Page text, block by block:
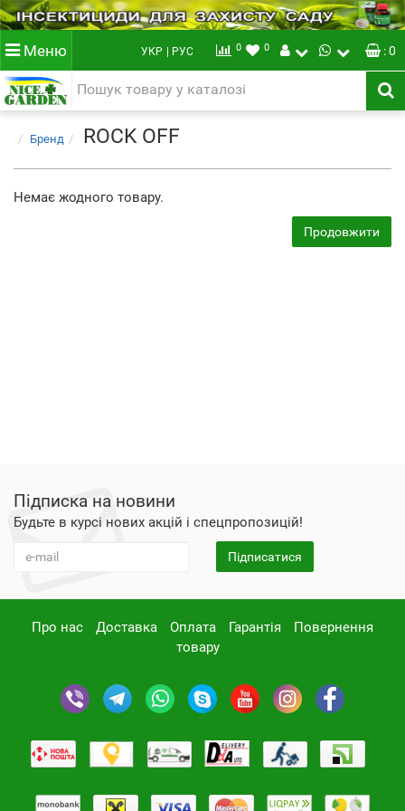
Меню УКР | РУС 0 0 : 0
Бренд ROCK OFF
Немає жодного товару.
Продовжити
Підписка на новини
Будьте в курсі нових акцій і спецпропозицій!
Підписатися
Про нас Доставка Оплата Гарантія
Повернення
товару